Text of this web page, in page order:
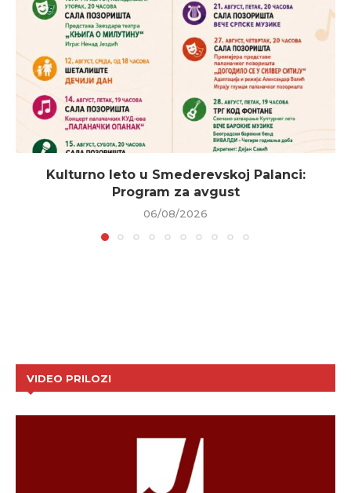
Kulturno leto u Smederevskoj Palanci:
Program za avgust
06/08/2026
VIDEO PRILOZI